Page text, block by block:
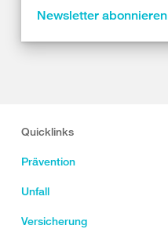
Newsletter abonnieren
Quicklinks
Prävention
Unfall
Versicherung